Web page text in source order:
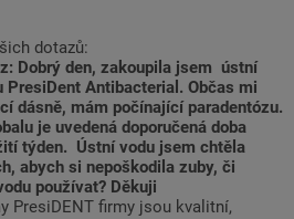
dotazů:
Dobrý den, zakoupila jsem ústní
PresiDent Antibacterial. Občas mi
dásně, mám počínající paradentózu.
je uvedená doporučená doba
týden. Ústní vodu jsem chtěla
abych si nepoškodila zuby, či
používat? Děkuji
PresiDENT firmy jsou kvalitní,